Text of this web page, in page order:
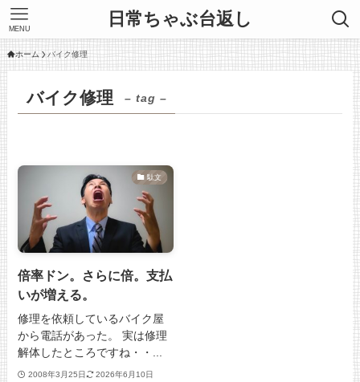
日常ちゃぶ台返し
MENU
ホーム バイク修理
バイク修理 – tag –
駄文
倍率ドン。さらに倍。支払
いが増える。
修理を依頼しているバイク屋
から電話があった。 実は修理
解体したところですね・・...
2008年3月25日 2026年6月10日